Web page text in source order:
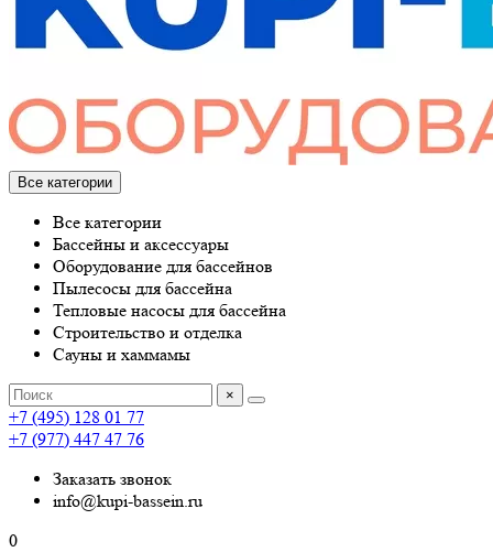
Все категории
Все категории
Бассейны и аксессуары
Оборудование для бассейнов
Пылесосы для бассейна
Тепловые насосы для бассейна
Строительство и отделка
Сауны и хаммамы
×
+7 (495) 128 01 77
+7 (977) 447 47 76
Заказать звонок
info@kupi-bassein.ru
0